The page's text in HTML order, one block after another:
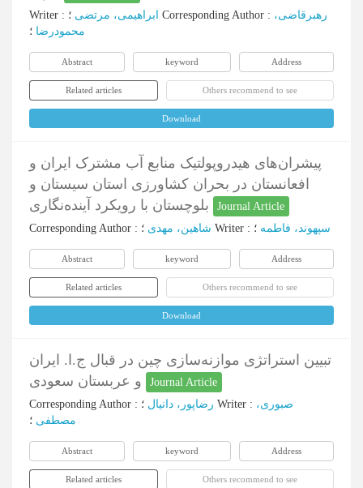
Writer : ابراهیمی، مرتضی Corresponding Author : رهبرقاضی،
محمودرضا ؛
Abstract keyword Address
Related articles Others recommend to see
Download
پیشران‌های هیدروپولتیک منابع آب مشترک ایران و
افعانستان در بحران‌ کشاورزی استان سیستان و
Journal Article
Corresponding Author : شاهین، مهدی Writer : سپهوند، فاطمه ؛
Abstract keyword Address
Related articles Others recommend to see
Download
تبیین استراتژی موازنه‌سازی چین در قبال ج.ا. ایران
Journal Article
Corresponding Author : رضاپور، دانیال Writer : صبوری،
مصطفی ؛
Abstract keyword Address
Related articles Others recommend to see